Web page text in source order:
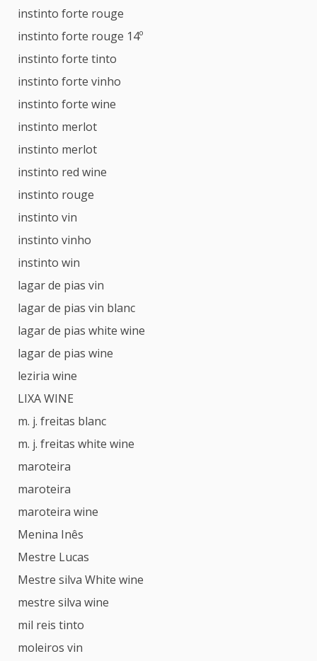
instinto forte rouge
instinto forte rouge 14º
instinto forte tinto
instinto forte vinho
instinto forte wine
instinto merlot
instinto merlot
instinto red wine
instinto rouge
instinto vin
instinto vinho
instinto win
lagar de pias vin
lagar de pias vin blanc
lagar de pias white wine
lagar de pias wine
leziria wine
LIXA WINE
m. j. freitas blanc
m. j. freitas white wine
maroteira
maroteira
maroteira wine
Menina Inês
Mestre Lucas
Mestre silva White wine
mestre silva wine
mil reis tinto
moleiros vin